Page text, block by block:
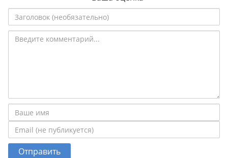
Отправить